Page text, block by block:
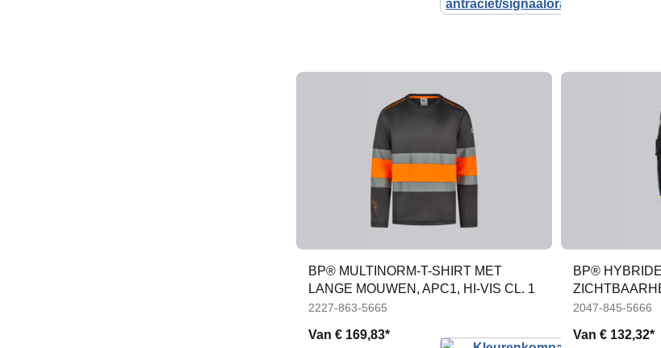
BP® MULTINORM-T-SHIRT MET
LANGE MOUWEN, APC1, HI-VIS CL. 1
2227-863-5665
Van € 169,83*
BP®
KNIEZAKKEN
2047-845-5666
Van € 132,32*